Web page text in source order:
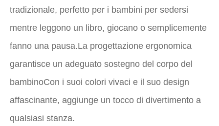
tradizionale, perfetto per i bambini per sedersi
mentre leggono un libro, giocano o semplicemente
fanno una pausa.La progettazione ergonomica
garantisce un adeguato sostegno del corpo del
bambinoCon i suoi colori vivaci e il suo design
affascinante, aggiunge un tocco di divertimento a
qualsiasi stanza.